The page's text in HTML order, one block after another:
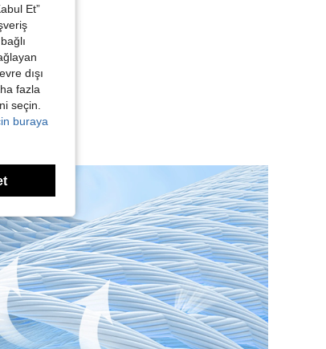
Et”
dışı
fazla
seçin.
buraya